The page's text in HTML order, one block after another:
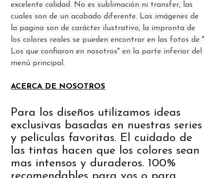
excelente calidad. No es sublimación ni transfer, las
cuales son de un acabado diferente. Las imágenes de
la pagina son de carácter ilustrativo, la impronta de
los colores reales se pueden encontrar en las fotos de "
Los que confiaron en nosotros" en la parte inferior del
menú principal.
ACERCA DE NOSOTROS
Para los diseños utilizamos ideas
exclusivas basadas en nuestras series
y películas favoritas. El cuidado de
las tintas hacen que los colores sean
mas intensos y duraderos. 100%